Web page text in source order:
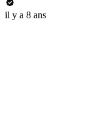
il y a 8 ans